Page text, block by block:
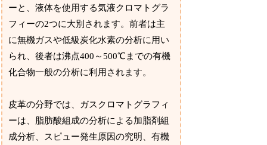
ーと、液体を使用する気液クロマトグラ
フィーの2つに大別されます。前者は主
に無機ガスや低級炭化水素の分析に用い
られ、後者は沸点400～500℃までの有機
化合物一般の分析に利用されます。
皮革の分野では、ガスクロマトグラフィ
ーは、脂肪酸組成の分析による加脂剤組
成分析、スピュー発生原因の究明、有機